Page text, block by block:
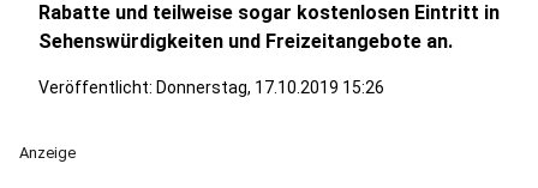
Rabatte und teilweise sogar kostenlosen Eintritt in
Sehenswürdigkeiten und Freizeitangebote an.
Veröffentlicht: Donnerstag, 17.10.2019 15:26
Anzeige